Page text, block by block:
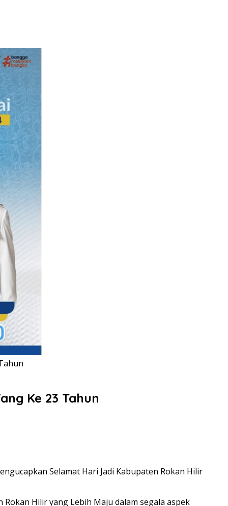
Ke 23 Tahun
Selamat Hari Jadi Kabupaten Rokan Hilir
Hilir yang Lebih Maju dalam segala aspek